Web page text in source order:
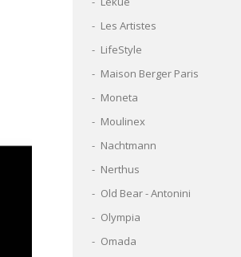
Les Artistes
LifeStyle
Maison Berger Paris
Moneta
Moulinex
Nachtmann
Nerthus
Old Bear - Antonini
Olympia
Omada